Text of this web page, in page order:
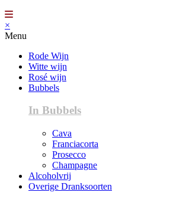
×
Menu
Rode Wijn
Witte wijn
Rosé wijn
Bubbels
In Bubbels
Cava
Franciacorta
Prosecco
Champagne
Alcoholvrij
Overige Dranksoorten